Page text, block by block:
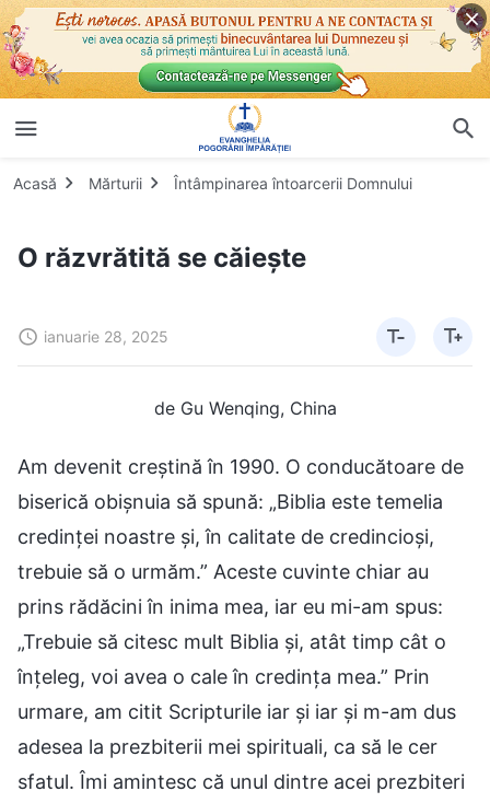
Acasă Mărturii Întâmpinarea întoarcerii Domnului
O răzvrătită se căiește
ianuarie 28, 2025
de Gu Wenqing, China
Am devenit creștină în 1990. O conducătoare de
biserică obișnuia să spună: „Biblia este temelia
credinței noastre și, în calitate de credincioși,
trebuie să o urmăm.” Aceste cuvinte chiar au
prins rădăcini în inima mea, iar eu mi-am spus:
„Trebuie să citesc mult Biblia și, atât timp cât o
înțeleg, voi avea o cale în credința mea.” Prin
urmare, am citit Scripturile iar și iar și m-am dus
adesea la prezbiterii mei spirituali, ca să le cer
sfatul. Îmi amintesc că unul dintre acei prezbiteri